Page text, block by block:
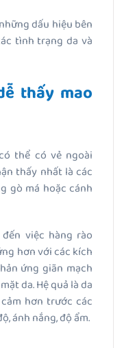
dấu hiệu bên
tình trạng da và
thấy mao
thể có vẻ ngoài
thấy nhất là các
gò má hoặc cánh
việc hàng rào
hơn với các kích
ứng giãn mạch
da. Hệ quả là da
hơn trước các
ánh nắng, độ ẩm.